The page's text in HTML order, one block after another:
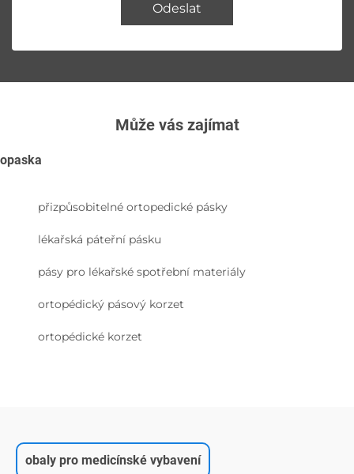
Odeslat
Může vás zajímat
opaska
přizpůsobitelné ortopedické pásky
lékařská páteřní pásku
pásy pro lékařské spotřební materiály
ortopédický pásový korzet
ortopédické korzet
obaly pro medicínské vybavení